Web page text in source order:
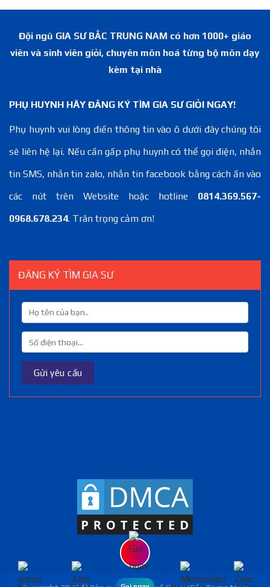
Đội ngũ GIA SƯ BẮC TRUNG NAM có hơn 1000+ giáo
viên và sinh viên giỏi, chuyên môn hoá từng bộ môn dạy
kèm tại nhà
PHỤ HUYNH HÃY ĐĂNG KÝ TÌM GIA SƯ GIỎI NGAY!
Phụ huynh vui lòng điền thông tin vào ô dưới đây chúng tôi
sẽ liên hệ lại. Nếu cần gấp phụ huynh có thể gọi điện, nhắn
tin SMS, nhắn tin zalo, nhắn tin facebook bằng cách ấn vào
các nút trên Website hoặc hotline 0814.369.567-
0968.678.234. Trân trọng cảm ơn!
ĐĂNG KÝ TÌM GIA SƯ